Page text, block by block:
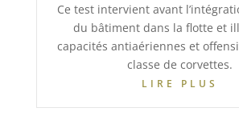
Ce test intervient avant
du bâtiment dans la flotte et
capacités antiaériennes et
classe de corvettes.
LIRE PLUS